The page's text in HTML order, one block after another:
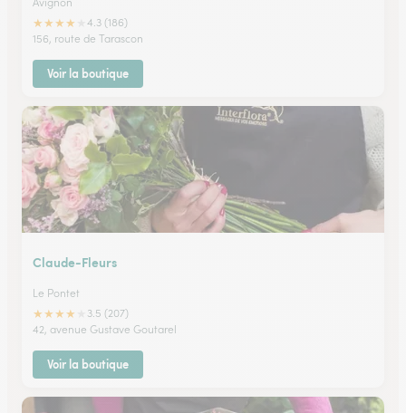
★★★★
4.3 (186)
156, route de Tarascon
Voir la boutique
Claude-Fleurs
Le Pontet
★★★★
3.5 (207)
42, avenue Gustave Goutarel
Voir la boutique